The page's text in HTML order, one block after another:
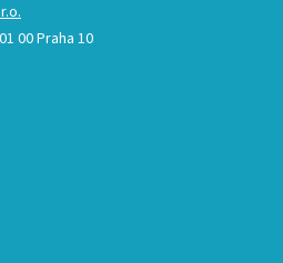
00 Praha 10